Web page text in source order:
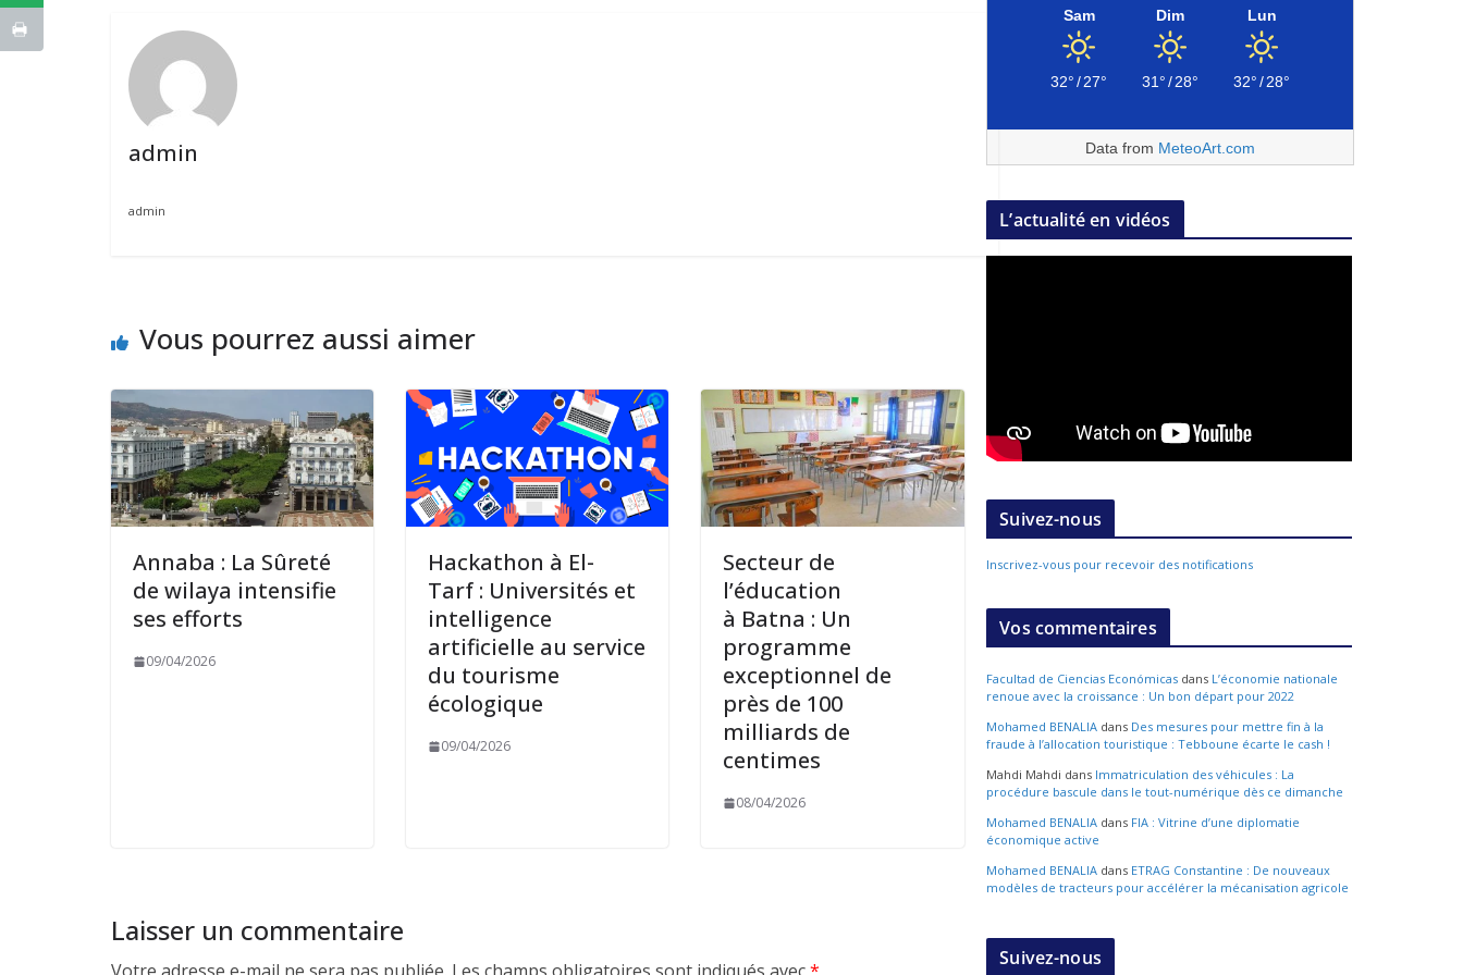
admin
admin
Vous pourrez aussi aimer
Annaba : La Sûreté
de wilaya intensifie
ses efforts
09/04/2026
Hackathon à El-
Tarf : Universités et
intelligence
artificielle au service
du tourisme
écologique
09/04/2026
Secteur de
l’éducation
à Batna : Un
programme
exceptionnel de
près de 100
milliards de
centimes
08/04/2026
Laisser un commentaire
Sam
32°/27°
Dim
31°/28°
Lun
32°/28°
Data from MeteoArt.com
L’actualité en vidéos
Suivez-nous
Inscrivez-vous pour recevoir des notifications
Vos commentaires
Facultad de Ciencias Económicas dans L’économie nationale
renoue avec la croissance : Un bon départ pour 2022
Mohamed BENALIA dans Des mesures pour mettre fin à la
fraude à l’allocation touristique : Tebboune écarte le cash !
Mahdi Mahdi dans Immatriculation des véhicules : La
procédure bascule dans le tout-numérique dès ce dimanche
Mohamed BENALIA dans FIA : Vitrine d’une diplomatie
économique active
Mohamed BENALIA dans ETRAG Constantine : De nouveaux
modèles de tracteurs pour accélérer la mécanisation agricole
Suivez-nous